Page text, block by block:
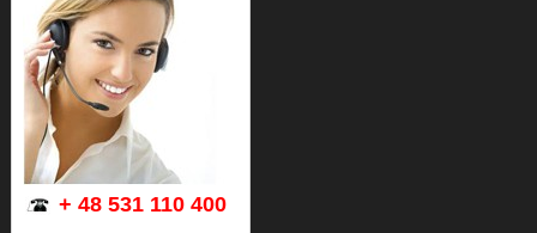
+ 48 531 110 400